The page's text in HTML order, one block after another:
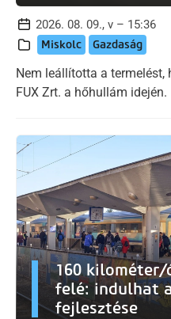
2026. 08. 09., v – 15:36
Miskolc Gazdaság
Nem leállította a termelést,
FUX Zrt. a hőhullám idején.
160 kilométer/
felé: indulhat
fejlesztése